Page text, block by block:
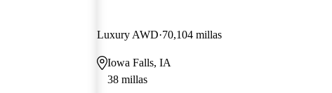
Luxury AWD 70,104 millas
Iowa Falls, IA
38 millas